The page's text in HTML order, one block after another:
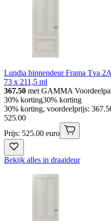
Lundia binnendeur Frama Tva
73 x 211,5 ml
367.50 met GAMMA
30% korting30% korting
30% korting, voordeelprijs:
525.00
Prijs: 525.00 euro
Bekijk alles in draaideur